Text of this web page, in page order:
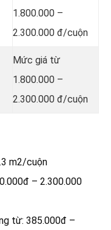
1.800.000 –
2.300.000 đ/cuộn
Mức giá từ
1.800.000 –
2.300.000 đ/cuộn
m2/cuộn
– 2.300.000
từ: 385.000đ –